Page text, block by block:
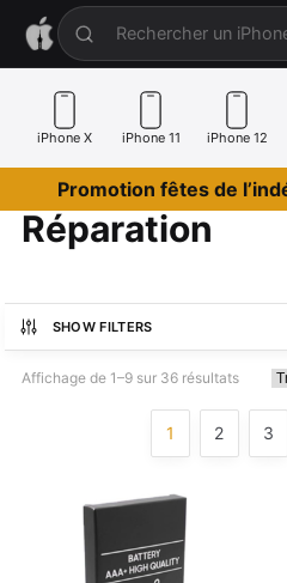
iPhone X iPhone 11 iPhone 12
Promotion fêtes de
Réparation
SHOW FILTERS
Affichage de 1–9 sur 36 résultats
1 2 3